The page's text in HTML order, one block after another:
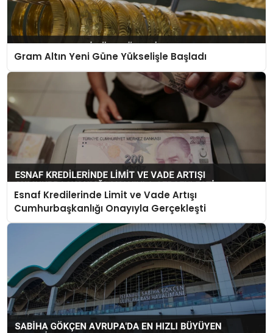
Gram Altın Yeni Güne Yükselişle Başladı
Esnaf Kredilerinde Limit ve Vade Artışı
Cumhurbaşkanlığı Onayıyla Gerçekleşti